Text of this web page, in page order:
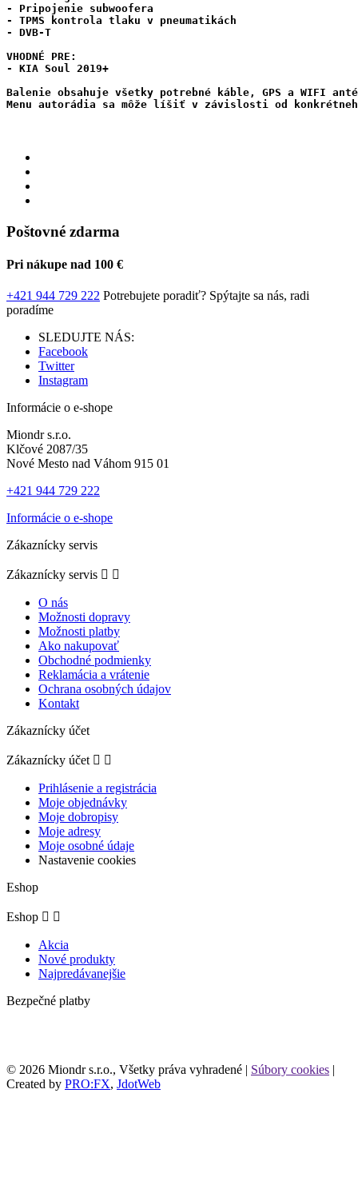
- Pripojenie subwoofera
- TPMS kontrola tlaku v pneumatikách
- DVB-T
VHODNÉ PRE:
- KIA Soul 2019+
Balenie obsahuje všetky potrebné káble, GPS a WIFI
Menu autorádia sa môže líšiť v závislosti od
Poštovné zdarma
Pri nákupe nad 100 €
+421 944 729 222 Potrebujete poradiť? Spýtajte sa nás, radi
poradíme
SLEDUJTE NÁS:
Facebook
Twitter
Instagram
Informácie o e-shope
Miondr s.r.o.
Klčové 2087/35
Nové Mesto nad Váhom 915 01
+421 944 729 222
Informácie o e-shope
Zákaznícky servis
Zákaznícky servis  
O nás
Možnosti dopravy
Možnosti platby
Ako nakupovať
Obchodné podmienky
Reklamácia a vrátenie
Ochrana osobných údajov
Kontakt
Zákaznícky účet
Zákaznícky účet  
Prihlásenie a registrácia
Moje objednávky
Moje dobropisy
Moje adresy
Moje osobné údaje
Nastavenie cookies
Eshop
Eshop  
Akcia
Nové produkty
Najpredávanejšie
Bezpečné platby
© 2026 Miondr s.r.o., Všetky práva vyhradené | Súbory cookies |
Created by PRO:FX, JdotWeb